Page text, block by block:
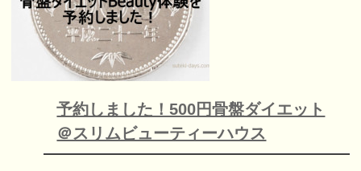
予約しました！500円骨盤ダイエット
＠スリムビューティーハウス